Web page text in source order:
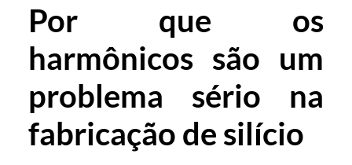
Por que os
harmônicos são um
problema sério na
fabricação de silício